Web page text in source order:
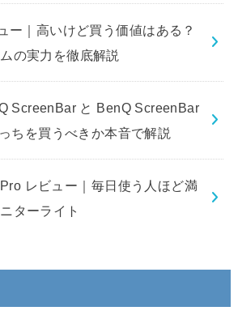
ー｜高いけど買う価値はある？
の実力を徹底解説
ScreenBar と BenQ ScreenBar
ちを買うべきか本音で解説
レビュー｜毎日使う人ほど満
ターライト